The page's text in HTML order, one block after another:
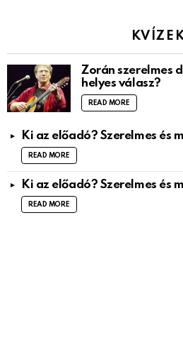
Zorán szerelmes
helyes válasz?
READ MORE
Ki az előadó? Szerelmes és
READ MORE
Ki az előadó? Szerelmes és
READ MORE